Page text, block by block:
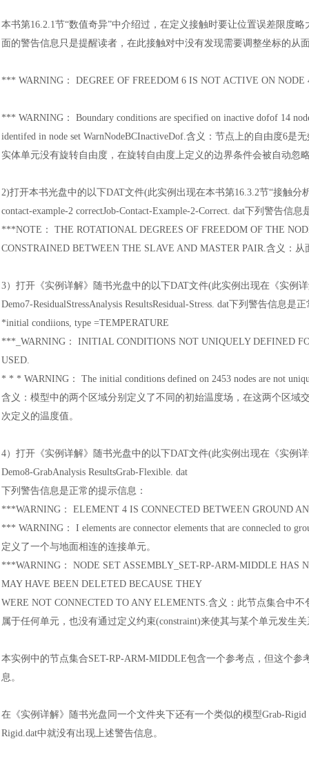
本书第16.2.1节“数值奇异”中介绍过，在定义接触时要让位置误差限度
面的警告信息只是提醒读者，在此接触对中没有发现需要调整坐标的从
*** WARNING ： DEGREE OF FREEDOM 6 IS NOT ACTIVE ON
*** WARNING ：
Boundary conditions are specified on inactive dofof 14
identifed in node set WarnNodeBCInactiveDof.含义 ： 节点上的自由度6是
实体单元没有旋转自由度，在旋转自由度上定义的边界条件会被自动忽
2)打开本书光盘中的以下DAT文件(此实例出现在本书第16.3.2节“接触分
contact-example-2 correctJob-Contact-Example-2-Correct. dat下列警告信
***NOTE ：
THE ROTATIONAL DEGREES OF FREEDOM OF THE
CONSTRAINED BETWEEN THE SLAVE AND MASTER PAIR.含义 ： 从
3） 打开《实例详解》随书光盘中的以下DAT文件(此实例出现在《实例
Demo7-ResidualStressAnalysis ResultsResidual-Stress. dat下列警告信息是
*initial condiions, type =TEMPERATURE
***_WARNING ：
INITIAL CONDITIONS NOT UNIQUELY DEFINED
USED.
* * * WARNING ：
The initial conditions defined on 2453 nodes are not
含义 ： 模型中的两个区域分别定义了不同的初始温度场，在这两个区域
次定义的温度值。
4） 打开《实例详解》随书光盘中的以下DAT文件(此实例出现在《实例
Demo8-GrabAnalysis ResultsGrab-Flexible. dat
下列警告信息是正常的提示信息 ：
***WARNING ：
ELEMENT 4 IS CONNECTED BETWEEN GROUND
*** WARNING ：
I elements are connector elements that are connecled to
定义了一个与地面相连的连接单元。
***WARNING ：
NODE SET ASSEMBLY_SET-RP-ARM-MIDDLE HAS
MAY HAVE BEEN DELETED BECAUSE THEY
WERE NOT CONNECTED TO ANY ELEMENTS.含义 ： 此节点集合中不
属于任何单元，也没有通过定义约束(constraint)来使其与某个单元发生
本实例中的节点集合SET-RP-ARM-MIDDLE包含一个参考点，但这个
息。
在《实例详解》随书光盘同一个文件夹下还有一个类似的模型Grab-
Rigid.dat中就没有出现上述警告信息。
汽车交通